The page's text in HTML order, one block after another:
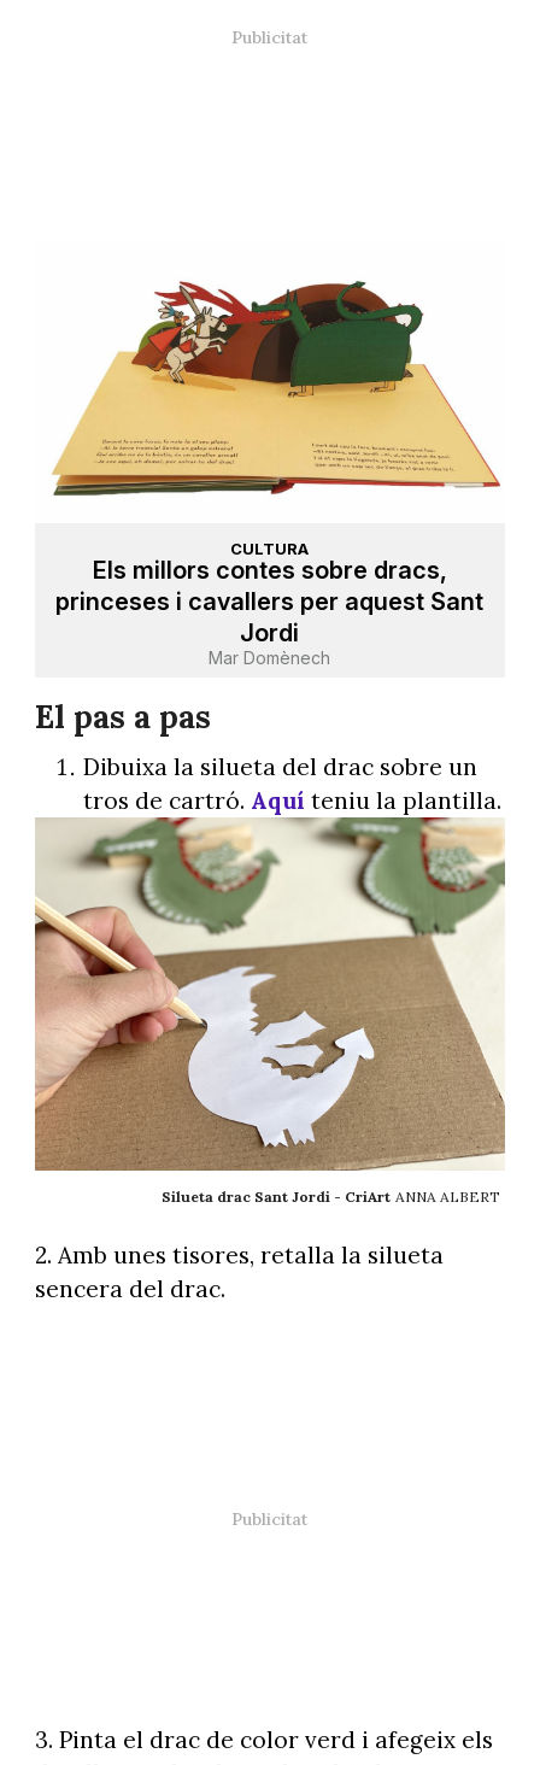
CULTURA
Els millors contes sobre dracs,
princeses i cavallers per aquest Sant
Jordi
Mar Domènech
El pas a pas
Dibuixa la silueta del drac sobre un
tros de cartró. Aquí teniu la plantilla.
Silueta drac Sant Jordi - CriArt ANNA ALBERT
2. Amb unes tisores, retalla la silueta
sencera del drac.
3. Pinta el drac de color verd i afegeix els